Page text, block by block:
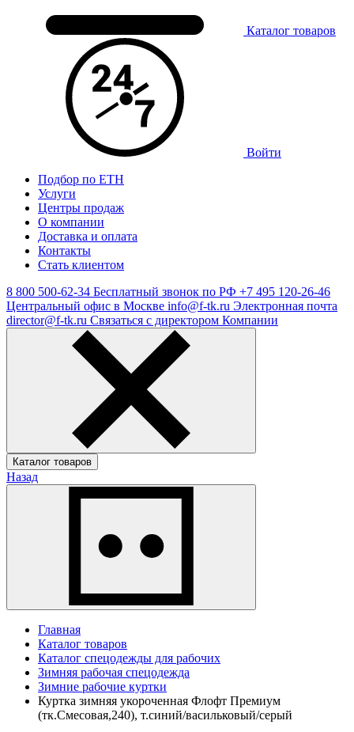
Каталог товаров
Войти
Подбор по ЕТН
Услуги
Центры продаж
О компании
Доставка и оплата
Контакты
Стать клиентом
8 800 500-62-34 Бесплатный звонок по РФ +7 495 120-26-46
Центральный офис в Москве info@f-tk.ru Электронная почта
director@f-tk.ru Связаться с директором Компании
Каталог товаров
Назад
Главная
Каталог товаров
Каталог спецодежды для рабочих
Зимняя рабочая спецодежда
Зимние рабочие куртки
Куртка зимняя укороченная Флофт Премиум
(тк.Смесовая,240), т.синий/васильковый/серый